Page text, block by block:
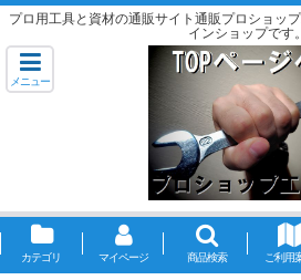
プロ用工具と資材の通販サイト通販プロショッ
インショップです。
メニュー
カテゴリ マイページ 商品検索 ご利用